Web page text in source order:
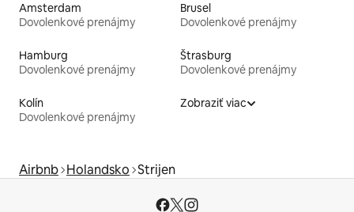
Amsterdam
Dovolenkové prenájmy
Brusel
Dovolenkové prenájmy
Hamburg
Dovolenkové prenájmy
Štrasburg
Dovolenkové prenájmy
Kolín
Dovolenkové prenájmy
Zobraziť viac
Airbnb Holandsko Strijen